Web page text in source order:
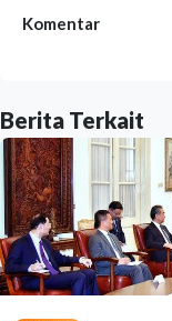
Komentar
Berita Terkait